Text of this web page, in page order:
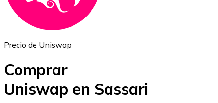
Precio de Uniswap
Comprar
Uniswap en Sassari